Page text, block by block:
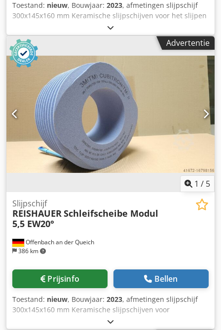
Toestand: nieuw, Bouwjaar: 2023, afmetingen slijpschijf
300x145x160 mm Keramische slijpschijven voor het slijpen
van tandflanken - 145 mm breed Afmetingen volgens
machinetype Reishauer T1SP 300x145x160 M5,5 EW20°
3GG van 3M -Profileren volgens specificatiemodule m,
spoed gg, drukhoek EW Voordelen: - Het risico op
brandwonden door slijpen is bijna nul - Maaltijden tot 50%
verkort - 2x minder aankleed inspanning - Verdubbel de
levensduur van slijpschijven - Continue consistente
slijpprestaties - Aanzienlijk hogere slijpparameters dan
standaardgereedschappen Chjdpoul Eqpjfx Ah Dsa !! ALS
NIEUW!!
Advertentie
1 / 5
Offenbach an der Queich
386 km
Slijpschijf
REISHAUERSchleifscheibe Modul
5,5 EW20°
Prijsinfo Bellen
Toestand: nieuw, Bouwjaar: 2023, afmetingen slijpschijf
300x145x160 mm Keramische slijpschijven voor
tandflankslijpen - 145 mm breed Afmetingen volgens